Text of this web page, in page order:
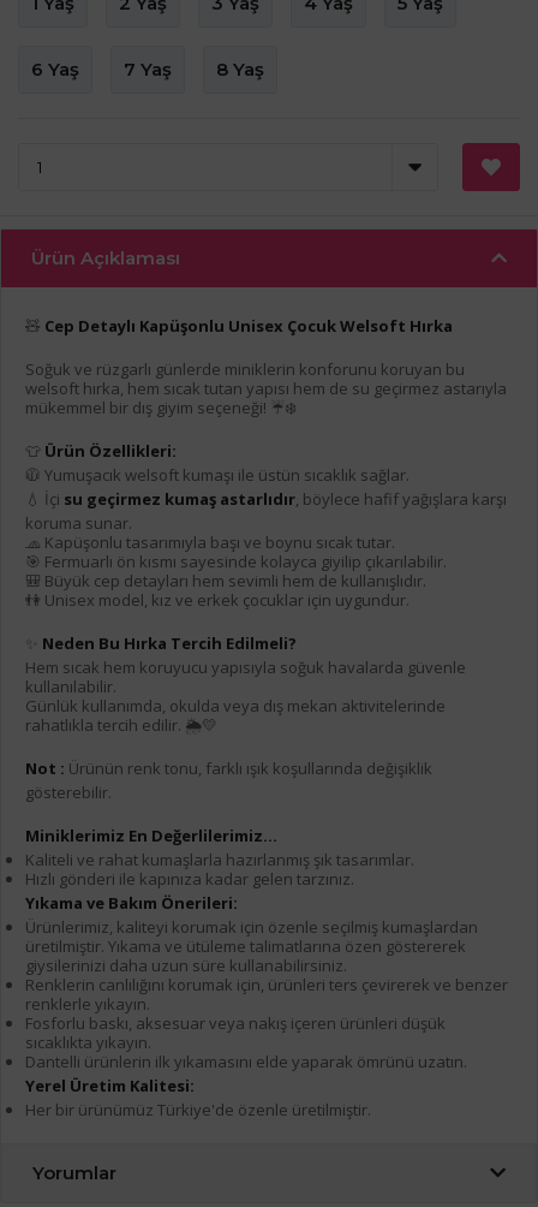
6 Yaş 7 Yaş 8 Yaş
Ürün Açıklaması
🧸 Cep Detaylı Kapüşonlu Unisex Çocuk Welsoft Hırka
Soğuk ve rüzgarlı günlerde miniklerin konforunu koruyan bu
welsoft hırka, hem sıcak tutan yapısı hem de su geçirmez astarıyla
mükemmel bir dış giyim seçeneği! ☔❄️
👕 Ürün Özellikleri:
🧥 Yumuşacık welsoft kumaşı ile üstün sıcaklık sağlar.
💧 İçi su geçirmez kumaş astarlıdır, böylece hafif yağışlara karşı
koruma sunar.
🧢 Kapüşonlu tasarımıyla başı ve boynu sıcak tutar.
🎯 Fermuarlı ön kısmı sayesinde kolayca giyilip çıkarılabilir.
🎒 Büyük cep detayları hem sevimli hem de kullanışlıdır.
👫 Unisex model, kız ve erkek çocuklar için uygundur.
Neden Bu Hırka Tercih Edilmeli?
Hem sıcak hem koruyucu yapısıyla soğuk havalarda güvenle
kullanılabilir.
Günlük kullanımda, okulda veya dış mekan aktivitelerinde
rahatlıkla tercih edilir. 🌦️💛
Not : Ürünün renk tonu, farklı ışık koşullarında değişiklik
gösterebilir.
Miniklerimiz En Değerlilerimiz...
Kaliteli ve rahat kumaşlarla hazırlanmış şık tasarımlar.
Hızlı gönderi ile kapınıza kadar gelen tarzınız.
Yıkama ve Bakım Önerileri:
Ürünlerimiz, kaliteyi korumak için özenle seçilmiş kumaşlardan
üretilmiştir. Yıkama ve ütüleme talimatlarına özen göstererek
giysilerinizi daha uzun süre kullanabilirsiniz.
Renklerin canlılığını korumak için, ürünleri ters çevirerek ve benzer
renklerle yıkayın.
Fosforlu baskı, aksesuar veya nakış içeren ürünleri düşük
sıcaklıkta yıkayın.
Dantelli ürünlerin ilk yıkamasını elde yaparak ömrünü uzatın.
Yerel Üretim Kalitesi:
Her bir ürünümüz Türkiye'de özenle üretilmiştir.
Yorumlar